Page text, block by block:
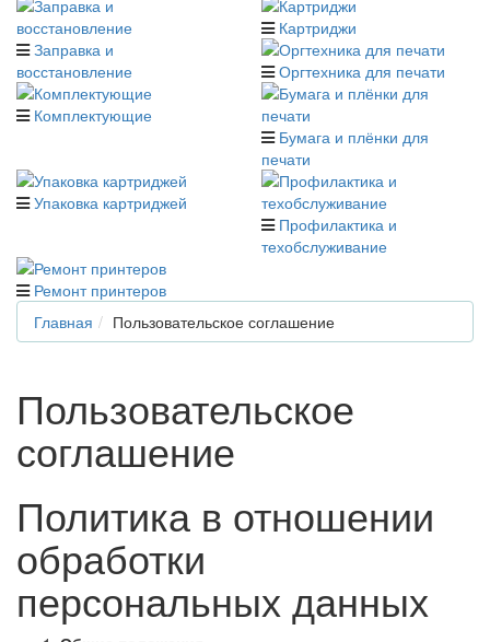
Заправка и
восстановление
Картриджи
Оргтехника для печати
Комплектующие
Бумага и плёнки для
печати
Упаковка картриджей
Профилактика и
техобслуживание
Ремонт принтеров
Главная
Пользовательское соглашение
Пользовательское
соглашение
Политика в отношении
обработки
персональных данных